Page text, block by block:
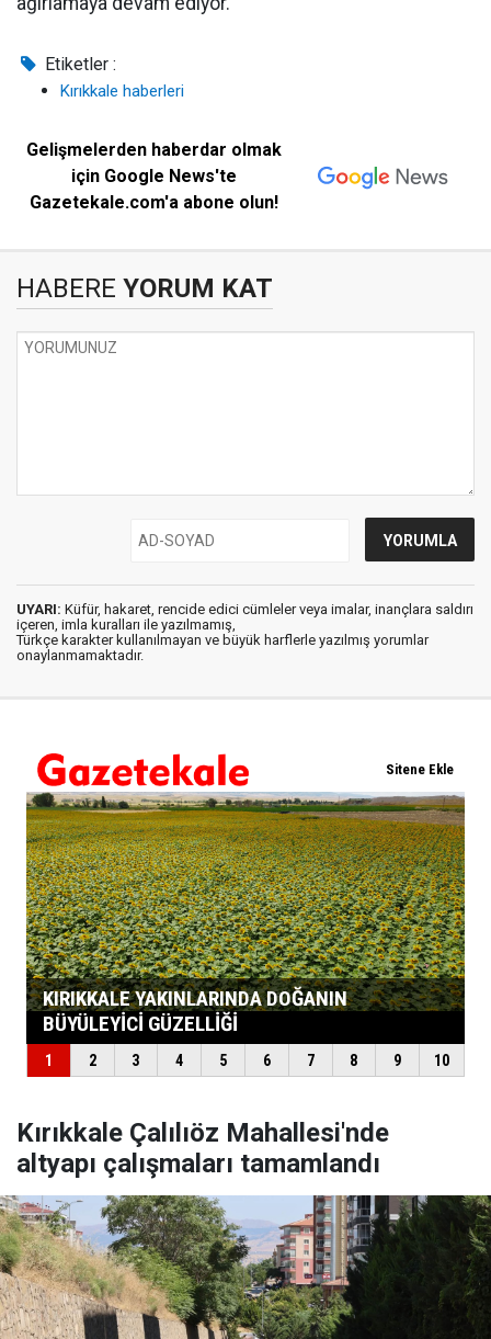
Etiketler :
Kırıkkale haberleri
Gelişmelerden haberdar olmak
için Google News'te
Gazetekale.com'a abone olun!
HABERE YORUM KAT
UYARI: Küfür, hakaret, rencide edici cümleler veya imalar, inançlara saldırı
içeren, imla kuralları ile yazılmamış,
Türkçe karakter kullanılmayan ve büyük harflerle yazılmış yorumlar
onaylanmamaktadır.
Kırıkkale Çalılıöz Mahallesi'nde
altyapı çalışmaları tamamlandı